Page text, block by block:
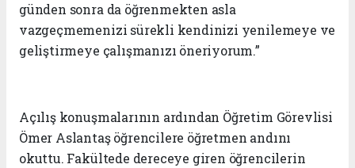
günden sonra da öğrenmekten asla
vazgeçmemenizi sürekli kendinizi yenilemeye ve
geliştirmeye çalışmanızı öneriyorum.”
Açılış konuşmalarının ardından Öğretim Görevlisi
Ömer Aslantaş öğrencilere öğretmen andını
okuttu. Fakültede dereceye giren öğrencilerin